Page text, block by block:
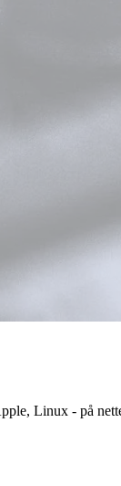
Linux - på